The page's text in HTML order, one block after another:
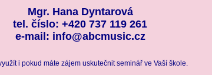
Mgr. Hana Dyntarová
tel. číslo: +420 737 119 261
e-mail: info@abcmusic.cz
i pokud máte zájem uskutečnit seminář ve Vaší škole.